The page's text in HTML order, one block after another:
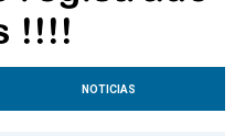
NOTICIAS